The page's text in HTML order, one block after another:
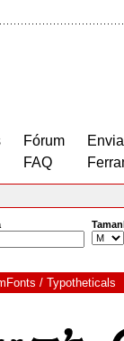
Fórum
FAQ
/ Typotheticals